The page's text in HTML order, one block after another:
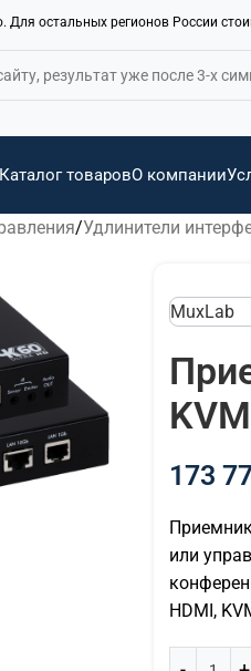
остальных регионов России
Каталог товаровО компании
Удлинители
MuxLab
KVM
173
или
HDMI,